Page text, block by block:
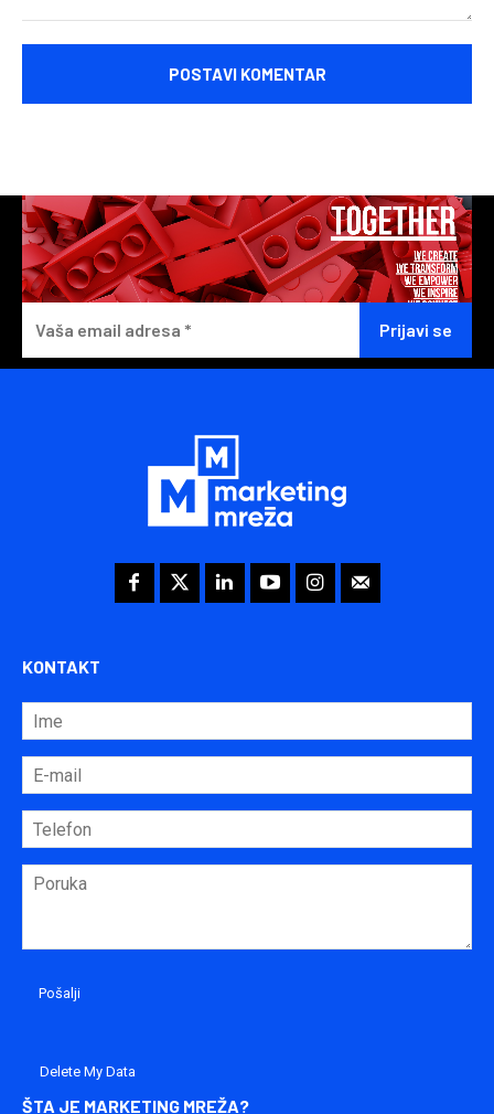
KONTAKT
Delete My Data
ŠTA JE MARKETING MREŽA?